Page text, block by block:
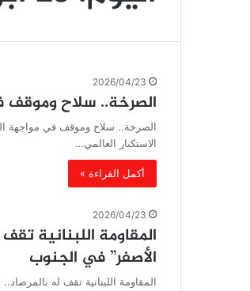
2026/04/23
الصرخة.. سلاح وموقف
الصرخة.. سلاح وموقف في مواجهة
الاستكبار العالمي…
أكمل القراءة »
2026/04/23
المقاومة اللبنانية
الأصفر” في الجنوب
المقاومة اللبنانية تقف له